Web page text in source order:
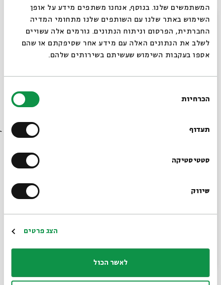
המשתמשים שלנו. בנוסף, אנחנו משתפים מידע על אופן
השימוש באתר שלנו עם השותפים שלנו מתחומי המדיה
החברתית, הפרסום וניתוח הנתונים. גורמים אלה עשויים
לשלב את הנתונים האלה עם מידע אחר שסיפקתם או שהם
אספו בעקבות השימוש שעשיתם בשירותים שלהם.
הסכמה
הכרחיות
תעדוף
סטטיסטיקה
שיווק
הצג פרטים
לאשר הכול
הבלגן שרצה להיות קטן: מופע סיפור עם
ד'
סגור